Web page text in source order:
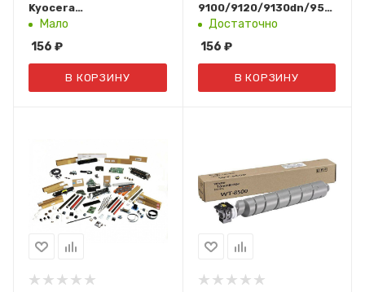
Kyocera
P6035/P6130/P6230/P6235/P7040/P7240/M6030/
WT-5140 ELP-WT-5140
Мало
156 ₽
В КОРЗИНУ
9100/9120/9130dn/9500/
3050/4050/5050/TASKalfa
WT-710
Достаточно
156 ₽
В КОРЗИНУ